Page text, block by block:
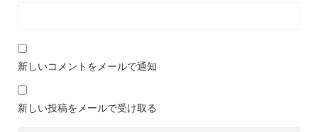
新しいコメントをメールで通知
新しい投稿をメールで受け取る